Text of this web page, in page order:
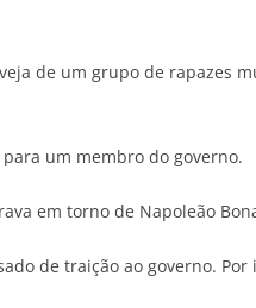
de um grupo de rapazes
um membro do governo.
em torno de Napoleão
de traição ao governo.